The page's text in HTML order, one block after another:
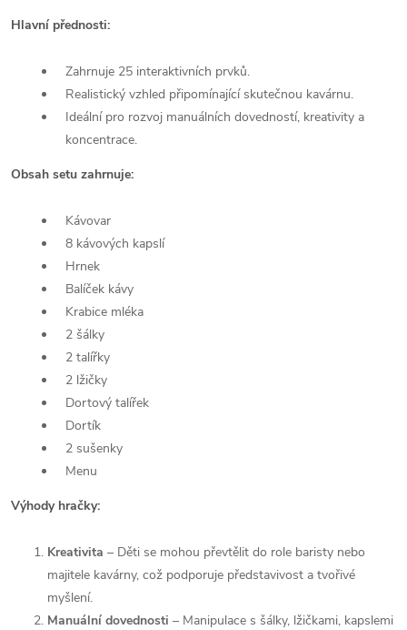
Hlavní přednosti:
Zahrnuje 25 interaktivních prvků.
Realistický vzhled připomínající skutečnou kavárnu.
Ideální pro rozvoj manuálních dovedností, kreativity a
koncentrace.
Obsah setu zahrnuje:
Kávovar
8 kávových kapslí
Hrnek
Balíček kávy
Krabice mléka
2 šálky
2 talířky
2 lžičky
Dortový talířek
Dortík
2 sušenky
Menu
Výhody hračky:
Kreativita – Děti se mohou převtělit do role baristy nebo
majitele kavárny, což podporuje představivost a tvořivé
myšlení.
Manuální dovednosti – Manipulace s šálky, lžičkami, kapslemi